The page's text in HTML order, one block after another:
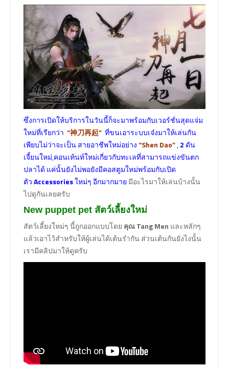
ซึ่งการเปิดให้บริการในวันนี้ก็จะมาพร้อมกับเวอร์ชั่นสุดแจ่ม
ใหม่ที่เรียกว่า “神刀再起” ที่ขนเอาระบบเจ๋งมาให้เล่นกัน
เพียบไม่ว่าจะเป็น สายอาชีพใหม่อย่าง“Shen Dao”,2 ดัน
เจี้ยนใหม่,คอนเท้นท์ใหม่เกี่ยวกับทะเลที่สามารถแข่งขันตก
ปลาได้ แค่นั้นยังไม่พอยังมีคอสตูมใหม่พร้อมกับเปิด
ตัวAccessoriesใหม่ๆ อีกมากมาย มีอะไรมาให้เล่นบ้างนั้น
ไปดูกันเลยครับ
New puppet pet สัตว์เลี้ยงใหม่
สัตว์เลี้ยงใหม่ๆ นี้ถูกออกแบบโดย คุณ Tang Men และหลักๆ
แล้วเอาไว้สำหรับให้ผู้เล่นได้เต้นรำกัน ส่วนเต้นกันยังไงนั้น
เรามีคลิปมาให้ดูครับ